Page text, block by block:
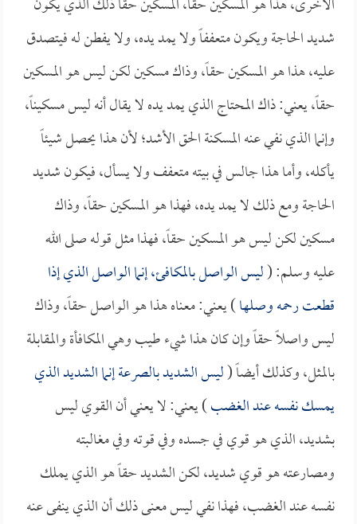
شديد الحاجة ويكون متعففاً ولا يمد يده، ولا يفطن له فيتصدق
عليه، هذا هو المسكين حقاً، وذاك مسكين لكن ليس هو المسكين
حقاً، يعني: ذاك المحتاج الذي يمد يده لا يقال أنه ليس مسكيناً،
وإنما الذي نفي عنه المسكنة الحق الأشد؛ لأن هذا يحصل شيئاً
يأكله، وأما هذا جالس في بيته متعفف ولا يسأل، فيكون شديد
الحاجة ومع ذلك لا يمد يده، فهذا هو المسكين حقاً، وذاك
مسكين لكن ليس هو المسكين حقاً، فهذا مثل قوله صلى الله
عليه وسلم: (ليس الواصل بالمكافئ، إنما الواصل الذي إذا
قطعت رحمه وصلها) يعني: معناه هذا هو الواصل حقاً، وذاك
ليس واصلاً حقاً وإن كان هذا شيء طيب وهي المكافأة والمقابلة
بالمثل، وكذلك أيضاً (ليس الشديد بالصرعة إنما الشديد الذي
يمسك نفسه عند الغضب) يعني: لا يعني أن القوي ليس
بشديد، الذي هو قوي في جسده وفي قوته وفي مغالبته
ومصارعته هو قوي شديد، لكن الشديد حقاً هو الذي يملك
نفسه عند الغضب، فهذا نفي ليس معنى ذلك أن الذي ينفى عنه